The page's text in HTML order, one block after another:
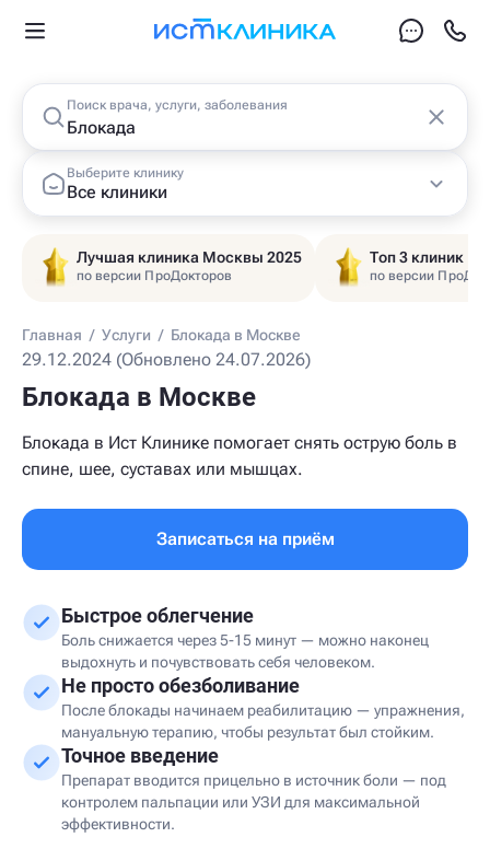
Поиск врача, услуги, заболевания
Выберите клинику
Все клиники
Лучшая клиника Москвы 2025
по версии ПроДокторов
Топ 3 клиник
по версии
Главная / Услуги / Блокада в Москве
29.12.2024 (Обновлено 24.07.2026)
Блокада в Москве
Блокада в Ист Клинике помогает снять острую боль в
спине, шее, суставах или мышцах.
Записаться на приём
Быстрое облегчение
Боль снижается через 5-15 минут — можно наконец
выдохнуть и почувствовать себя человеком.
Не просто обезболивание
После блокады начинаем реабилитацию — упражнения,
мануальную терапию, чтобы результат был стойким.
Точное введение
Препарат вводится прицельно в источник боли — под
контролем пальпации или УЗИ для максимальной
эффективности.